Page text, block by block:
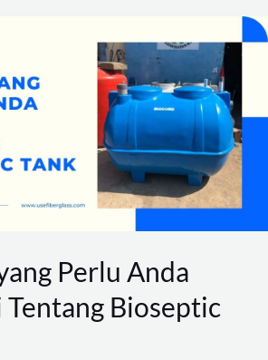
Perlu Anda
Tentang Bioseptic